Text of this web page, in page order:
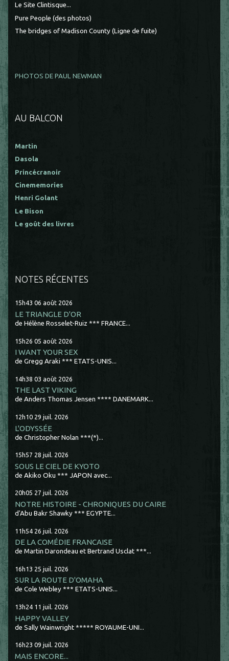
Le Site Clintisque...
Pure People (des photos)
The bridges of Madison County (Ligne de fuite)
PHOTOS DE PAUL NEWMAN
AU BALCON
Martin
Dasola
Princécranoir
Cinememories
Henri Golant
Le Bison
Le goût des livres
NOTES RÉCENTES
15h43 06 août 2026
LE TRIANGLE D'OR
de Hélène Rosselet-Ruiz *** FRANCE...
15h26 05 août 2026
I WANT YOUR SEX
de Gregg Araki *** ETATS-UNIS...
14h38 03 août 2026
THE LAST VIKING
de Anders Thomas Jensen **** DANEMARK...
12h10 29 juil. 2026
L'ODYSSÉE
de Christopher Nolan ***(*)...
15h57 28 juil. 2026
SOUS LE CIEL DE KYOTO
de Akiko Oku *** JAPON avec...
20h05 27 juil. 2026
NOTRE HISTOIRE - CHRONIQUES DU CAIRE
d'Abu Bakr Shawky *** EGYPTE...
11h54 26 juil. 2026
DE LA COMÉDIE FRANCAISE
de Martin Darondeau et Bertrand Usclat ***...
16h13 25 juil. 2026
SUR LA ROUTE D'OMAHA
de Cole Webley *** ETATS-UNIS...
13h24 11 juil. 2026
HAPPY VALLEY
de Sally Wainwright ***** ROYAUME-UNI...
16h23 09 juil. 2026
MAIS ENCORE...